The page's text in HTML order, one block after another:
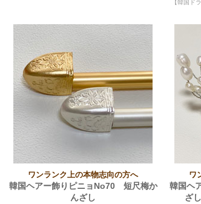
【韓国ド
ワンランク上の本物志向の方へ
韓国ヘアー飾りピニョNo70 短尺梅か
んざし
ワ
韓国ヘ
ざ